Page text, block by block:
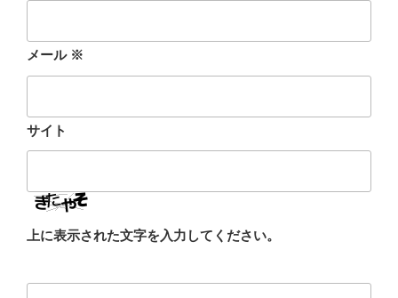
メール ※
サイト
上に表示された文字を入力してください。